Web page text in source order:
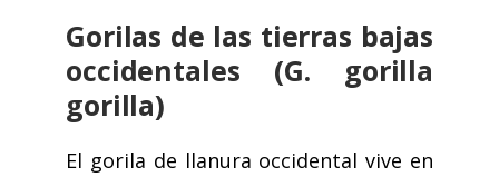
Gorilas de las tierras bajas
occidentales (G. gorilla
gorilla)
El gorila de llanura occidental vive en